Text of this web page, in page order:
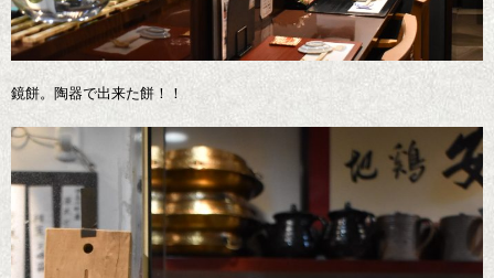
鏡餅。陶器で出来た餅！！